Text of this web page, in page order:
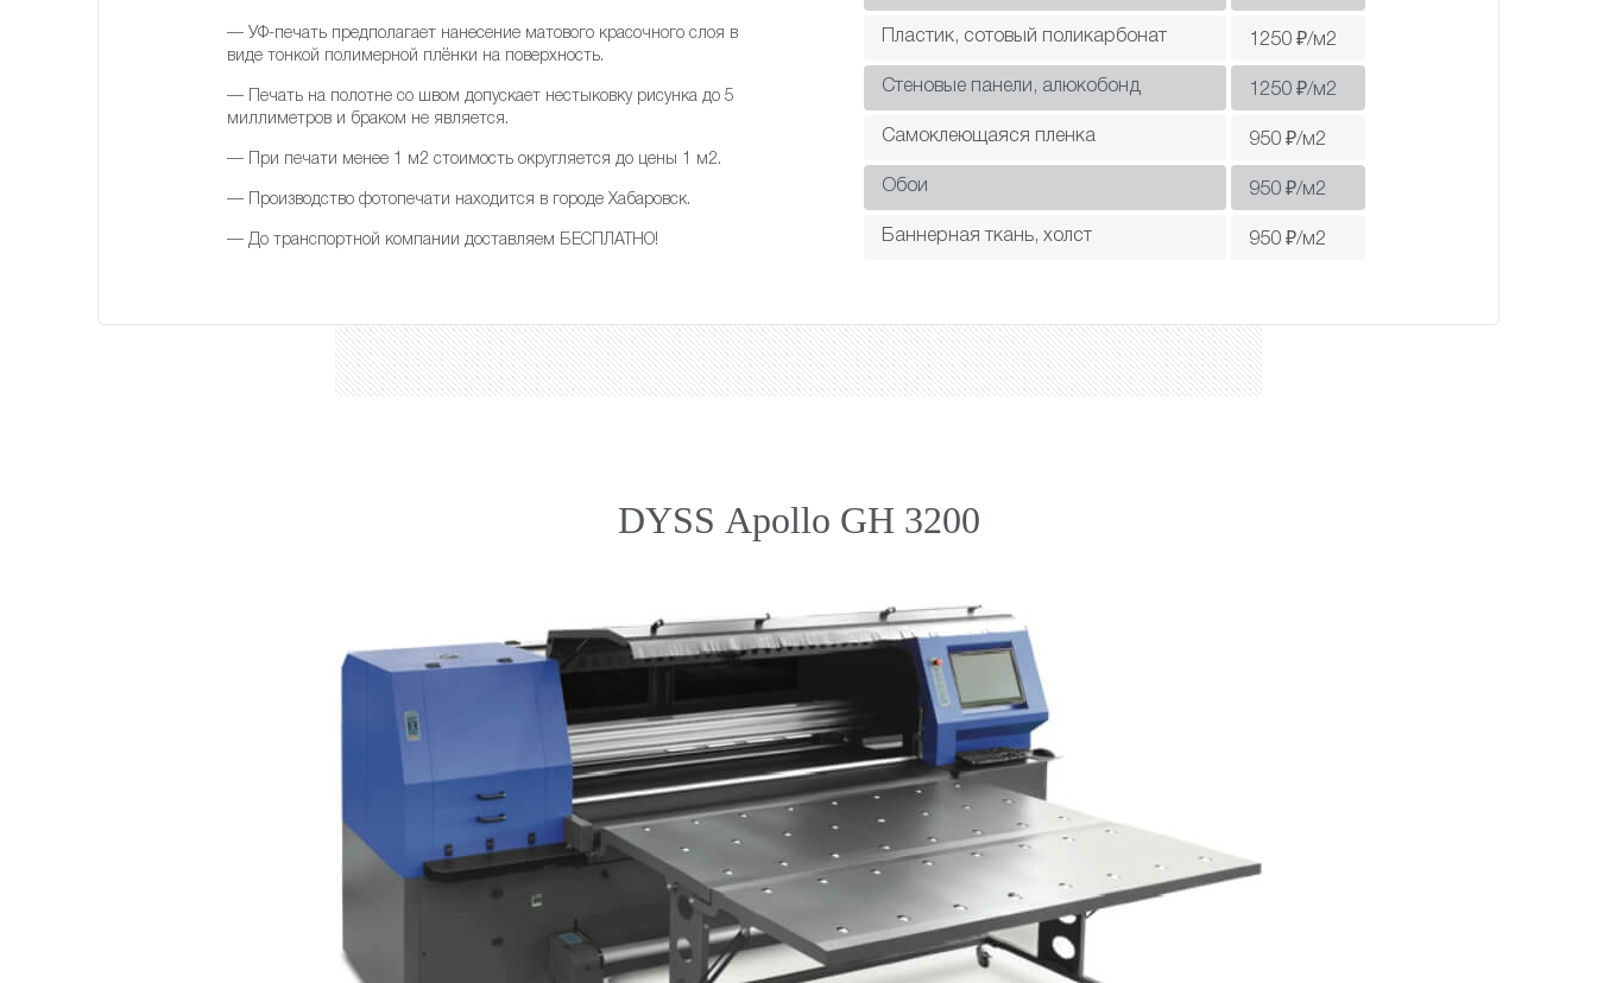
— УФ-печать предполагает нанесение матового красочного слоя в
виде тонкой полимерной плёнки на поверхность.
— Печать на полотне со швом допускает нестыковку рисунка до 5
миллиметров и браком не является.
— При печати менее 1 м2 стоимость округляется до цены 1 м2.
— Производство фотопечати находится в городе Хабаровск.
— До транспортной компании доставляем БЕСПЛАТНО!
Пластик, сотовый поликарбонат 1250 ₽/м2
Cтеновые панели, алюкобонд 1250 ₽/м2
Самоклеющаяся пленка 950 ₽/м2
Обои 950 ₽/м2
Баннерная ткань, холст 950 ₽/м2
DYSS Apollo GH 3200